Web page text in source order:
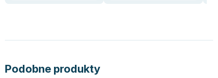
Podobne produkty